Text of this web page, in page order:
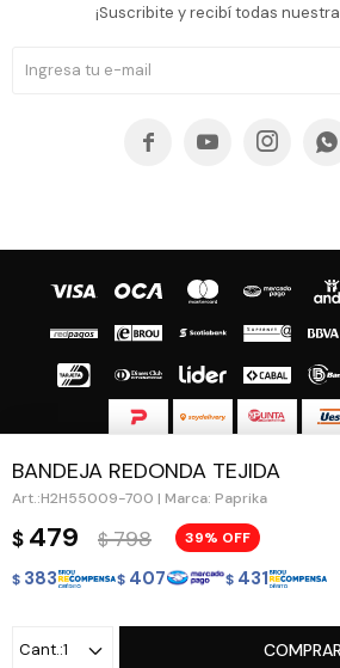
BANDEJA REDONDA TEJIDA
H2H55009-700 | Marca: Paprika
$ 479 $ 798 39
$ 383 $ 407 $ 431
1 COMPRAR
¡Suscribite y recibí todas
   
© Copyright 2026 / Guapa - Paprika